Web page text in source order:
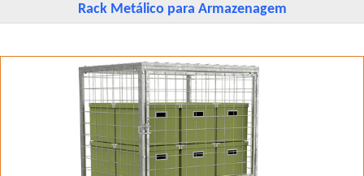
Rack Metálico para Armazenagem